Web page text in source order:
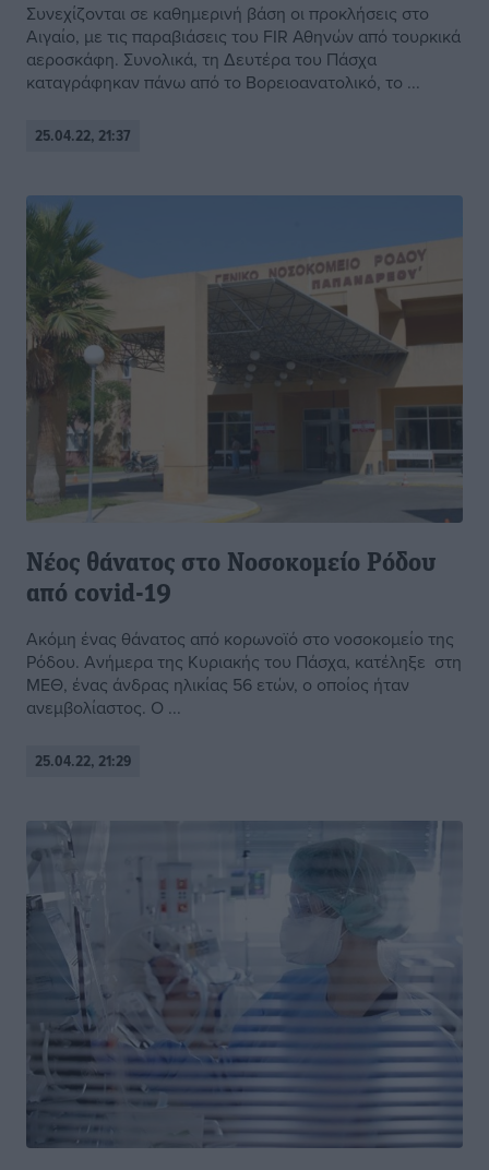
Συνεχίζονται σε καθημερινή βάση οι προκλήσεις στο
Αιγαίο, με τις παραβιάσεις του FIR Αθηνών από τουρκικά
αεροσκάφη. Συνολικά, τη Δευτέρα του Πάσχα
καταγράφηκαν πάνω από το Βορειοανατολικό, το ...
25.04.22, 21:37
Νέος θάνατος στο Νοσοκομείο Ρόδου
από covid-19
Ακόμη ένας θάνατος από κορωνοϊό στο νοσοκομείο της
Ρόδου. Ανήμερα της Κυριακής του Πάσχα, κατέληξε στη
ΜΕΘ, ένας άνδρας ηλικίας 56 ετών, ο οποίος ήταν
ανεμβολίαστος. Ο ...
25.04.22, 21:29